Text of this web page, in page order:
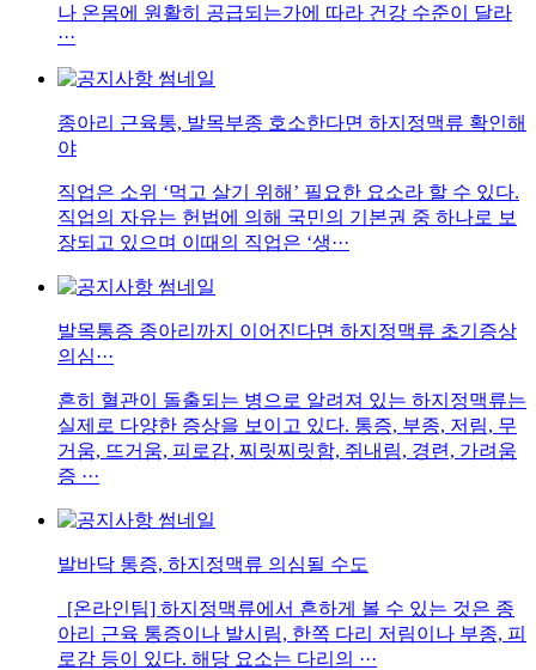
나 온몸에 원활히 공급되는가에 따라 건강 수준이 달라
···
종아리 근육통, 발목부종 호소한다면 하지정맥류 확인해
야
직업은 소위 ‘먹고 살기 위해’ 필요한 요소라 할 수 있다.
직업의 자유는 헌법에 의해 국민의 기본권 중 하나로 보
장되고 있으며 이때의 직업은 ‘생···
발목통증 종아리까지 이어진다면 하지정맥류 초기증상
의심···
흔히 혈관이 돌출되는 병으로 알려져 있는 하지정맥류는
실제로 다양한 증상을 보이고 있다. 통증, 부종, 저림, 무
거움, 뜨거움, 피로감, 찌릿찌릿함, 쥐내림, 경련, 가려움
증 ···
발바닥 통증, 하지정맥류 의심될 수도
[온라인팀] 하지정맥류에서 흔하게 볼 수 있는 것은 종
아리 근육 통증이나 발시림, 한쪽 다리 저림이나 부종, 피
로감 등이 있다. 해당 요소는 다리의 ···